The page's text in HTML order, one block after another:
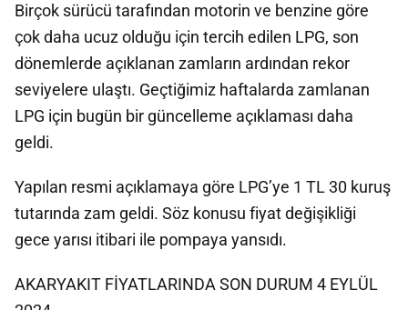
Birçok sürücü tarafından motorin ve benzine göre
çok daha ucuz olduğu için tercih edilen LPG, son
dönemlerde açıklanan zamların ardından rekor
seviyelere ulaştı. Geçtiğimiz haftalarda zamlanan
LPG için bugün bir güncelleme açıklaması daha
geldi.
Yapılan resmi açıklamaya göre LPG’ye 1 TL 30 kuruş
tutarında zam geldi. Söz konusu fiyat değişikliği
gece yarısı itibari ile pompaya yansıdı.
AKARYAKIT FİYATLARINDA SON DURUM 4 EYLÜL